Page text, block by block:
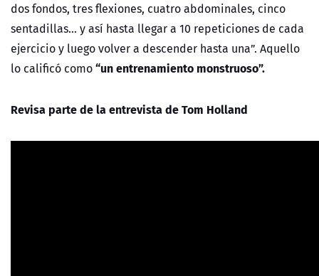
dos fondos, tres flexiones, cuatro abdominales, cinco
sentadillas… y así hasta llegar a 10 repeticiones de cada
ejercicio y luego volver a descender hasta una”. Aquello
lo calificó como“un entrenamiento monstruoso”.
Revisa parte de la entrevista de Tom Holland